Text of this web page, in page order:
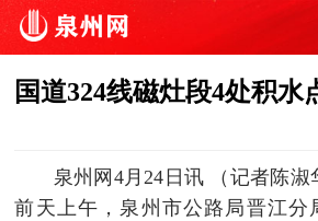
国道324线磁灶段4处积水
泉州网4月24日讯 （记者陈淑
前天上午，泉州市公路局晋江分